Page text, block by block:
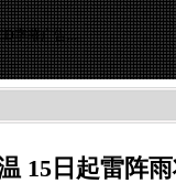
字幕广告...
15日起雷阵